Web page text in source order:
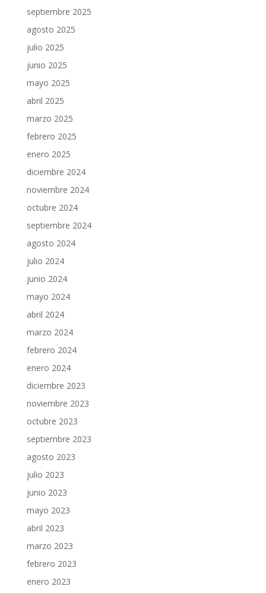
septiembre 2025
agosto 2025
julio 2025
junio 2025
mayo 2025
abril 2025
marzo 2025
febrero 2025
enero 2025
diciembre 2024
noviembre 2024
octubre 2024
septiembre 2024
agosto 2024
julio 2024
junio 2024
mayo 2024
abril 2024
marzo 2024
febrero 2024
enero 2024
diciembre 2023
noviembre 2023
octubre 2023
septiembre 2023
agosto 2023
julio 2023
junio 2023
mayo 2023
abril 2023
marzo 2023
febrero 2023
enero 2023